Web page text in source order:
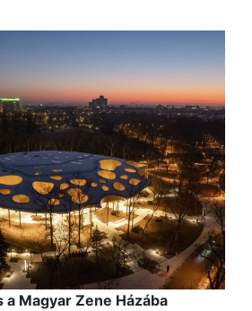
a Magyar Zene Házába